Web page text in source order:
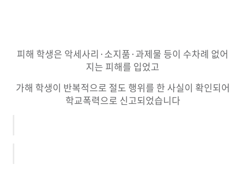
피해 학생은 악세사리·소지품·과제물 등이 수차례 없어
지는 피해를 입었고
가해 학생이 반복적으로 절도 행위를 한 사실이 확인되
학교폭력으로 신고되었습니다